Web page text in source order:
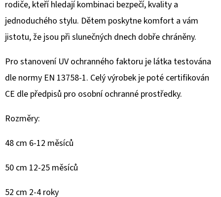
rodiče, kteří hledají kombinaci bezpečí, kvality a
jednoduchého stylu. Dětem poskytne komfort a vám
jistotu, že jsou při slunečných dnech dobře chráněny.
Pro stanovení UV ochranného faktoru je látka testována
dle normy EN 13758-1. Celý výrobek je poté certifikován
CE dle předpisů pro osobní ochranné prostředky.
Rozměry:
48 cm 6-12 měsíců
50 cm 12-25 měsíců
52 cm 2-4 roky